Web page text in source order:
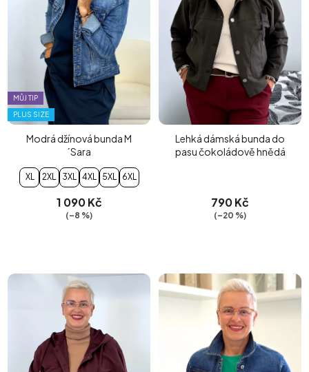
MŮJ TIP
PLUS SIZE
Modrá džínová bunda M
´Sara
XL 2XL 3XL 4XL 5XL 6XL
1 090 Kč
(–8 %)
Lehká dámská bunda do
pasu čokoládově hnědá
790 Kč
(–20 %)